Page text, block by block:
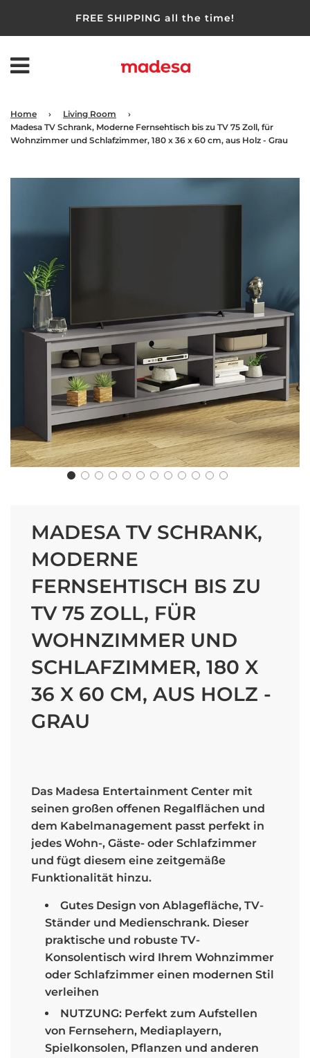
FREE SHIPPING all the time!
Home › Living Room
›
Madesa TV Schrank, Moderne Fernsehtisch bis zu TV 75 Zoll, für
Wohnzimmer und Schlafzimmer, 180 x 36 x 60 cm, aus Holz - Grau
MADESA TV SCHRANK,
MODERNE
FERNSEHTISCH BIS ZU
TV 75 ZOLL, FÜR
WOHNZIMMER UND
SCHLAFZIMMER, 180 X
36 X 60 CM, AUS HOLZ -
GRAU
Das Madesa Entertainment Center mit
seinen großen offenen Regalflächen und
dem Kabelmanagement passt perfekt in
jedes Wohn-, Gäste- oder Schlafzimmer
und fügt diesem eine zeitgemäße
Funktionalität hinzu.
Gutes Design von Ablagefläche, TV-
Ständer und Medienschrank. Dieser
praktische und robuste TV-
Konsolentisch wird Ihrem Wohnzimmer
oder Schlafzimmer einen modernen Stil
verleihen
NUTZUNG: Perfekt zum Aufstellen
von Fernsehern, Mediaplayern,
Spielkonsolen, Pflanzen und anderen